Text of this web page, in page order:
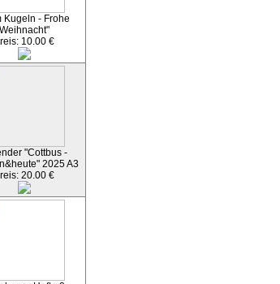
Kugeln - Frohe
Weihnacht"
10.00 €
"Cottbus -
2025 A3
20.00 €